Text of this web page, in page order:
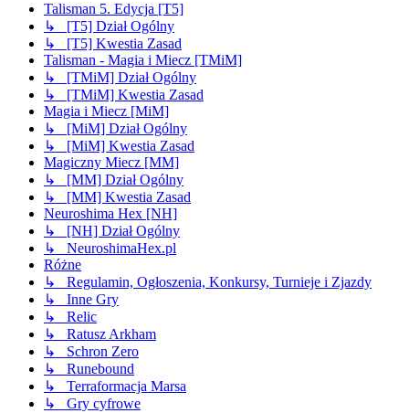
Talisman 5. Edycja [T5]
↳ [T5] Dział Ogólny
↳ [T5] Kwestia Zasad
Talisman - Magia i Miecz [TMiM]
↳ [TMiM] Dział Ogólny
↳ [TMiM] Kwestia Zasad
Magia i Miecz [MiM]
↳ [MiM] Dział Ogólny
↳ [MiM] Kwestia Zasad
Magiczny Miecz [MM]
↳ [MM] Dział Ogólny
↳ [MM] Kwestia Zasad
Neuroshima Hex [NH]
↳ [NH] Dział Ogólny
↳ NeuroshimaHex.pl
Różne
↳ Regulamin, Ogłoszenia, Konkursy, Turnieje i Zjazdy
↳ Inne Gry
↳ Relic
↳ Ratusz Arkham
↳ Schron Zero
↳ Runebound
↳ Terraformacja Marsa
↳ Gry cyfrowe